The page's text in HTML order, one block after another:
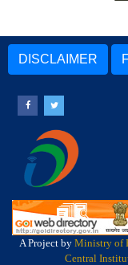
DISCLAIMER
A Project by Ministry of
Central